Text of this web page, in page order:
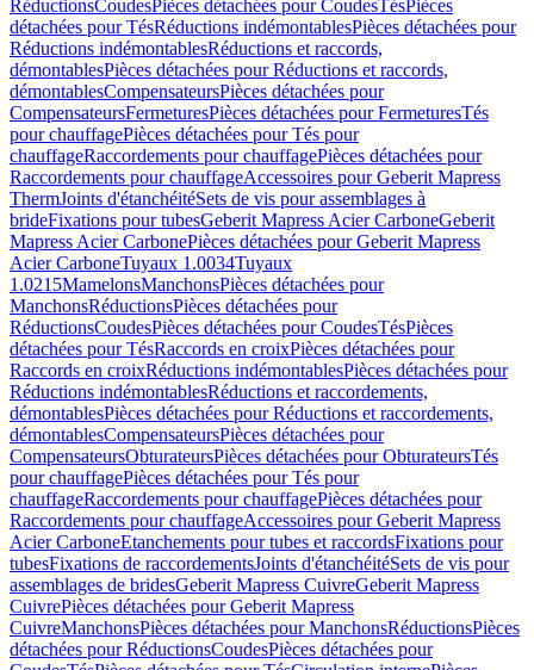
RéductionsCoudesPièces détachées pour CoudesTésPièces
détachées pour TésRéductions indémontablesPièces détachées pour
Réductions indémontablesRéductions et raccords,
démontablesPièces détachées pour Réductions et raccords,
démontablesCompensateursPièces détachées pour
CompensateursFermeturesPièces détachées pour FermeturesTés
pour chauffagePièces détachées pour Tés pour
chauffageRaccordements pour chauffagePièces détachées pour
Raccordements pour chauffageAccessoires pour Geberit Mapress
ThermJoints d'étanchéitéSets de vis pour assemblages à
brideFixations pour tubesGeberit Mapress Acier CarboneGeberit
Mapress Acier CarbonePièces détachées pour Geberit Mapress
Acier CarboneTuyaux 1.0034Tuyaux
1.0215MamelonsManchonsPièces détachées pour
ManchonsRéductionsPièces détachées pour
RéductionsCoudesPièces détachées pour CoudesTésPièces
détachées pour TésRaccords en croixPièces détachées pour
Raccords en croixRéductions indémontablesPièces détachées pour
Réductions indémontablesRéductions et raccordements,
démontablesPièces détachées pour Réductions et raccordements,
démontablesCompensateursPièces détachées pour
CompensateursObturateursPièces détachées pour ObturateursTés
pour chauffagePièces détachées pour Tés pour
chauffageRaccordements pour chauffagePièces détachées pour
Raccordements pour chauffageAccessoires pour Geberit Mapress
Acier CarboneEtanchements pour tubes et raccordsFixations pour
tubesFixations de raccordementsJoints d'étanchéitéSets de vis pour
assemblages de bridesGeberit Mapress CuivreGeberit Mapress
CuivrePièces détachées pour Geberit Mapress
CuivreManchonsPièces détachées pour ManchonsRéductionsPièces
détachées pour RéductionsCoudesPièces détachées pour